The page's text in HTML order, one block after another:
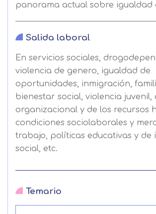
panorama actual sobre igualdad
Salida laboral
En servicios sociales,
violencia de genero, igualdad de
oportunidades, inmigración,
bienestar social, violencia juvenil,
organizacional y de los recursos
condiciones sociolaborales y
trabajo, políticas educativas y de
social, etc.
Temario
Nombre